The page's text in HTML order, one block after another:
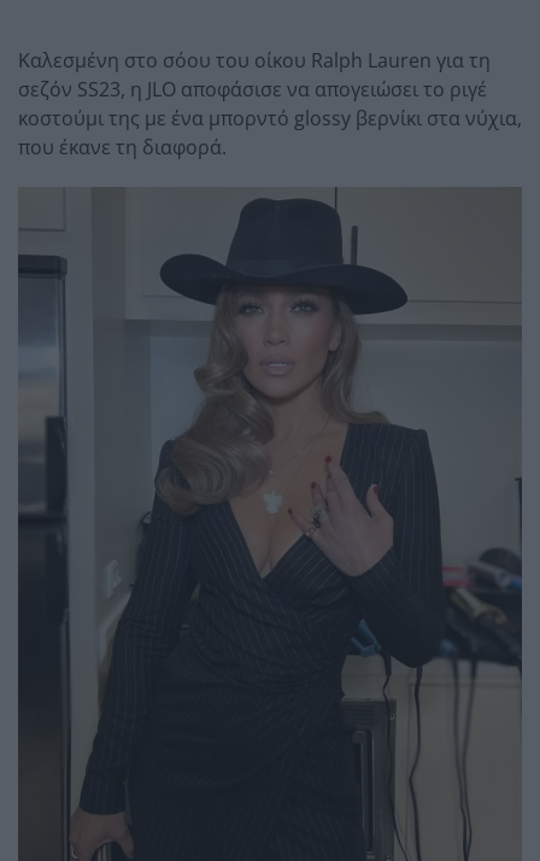
Καλεσμένη στο σόου του οίκου Ralph Lauren για τη
σεζόν SS23, η JLO αποφάσισε να απογειώσει το ριγέ
κοστούμι της με ένα μπορντό glossy βερνίκι στα νύχια,
που έκανε τη διαφορά.